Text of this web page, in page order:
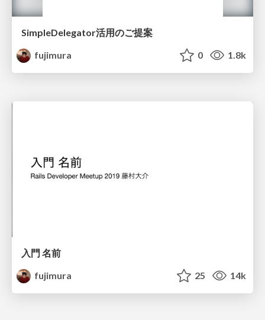
SimpleDelegator活用のご提案
fujimura
0 1.8k
入門 名前
fujimura
25 14k